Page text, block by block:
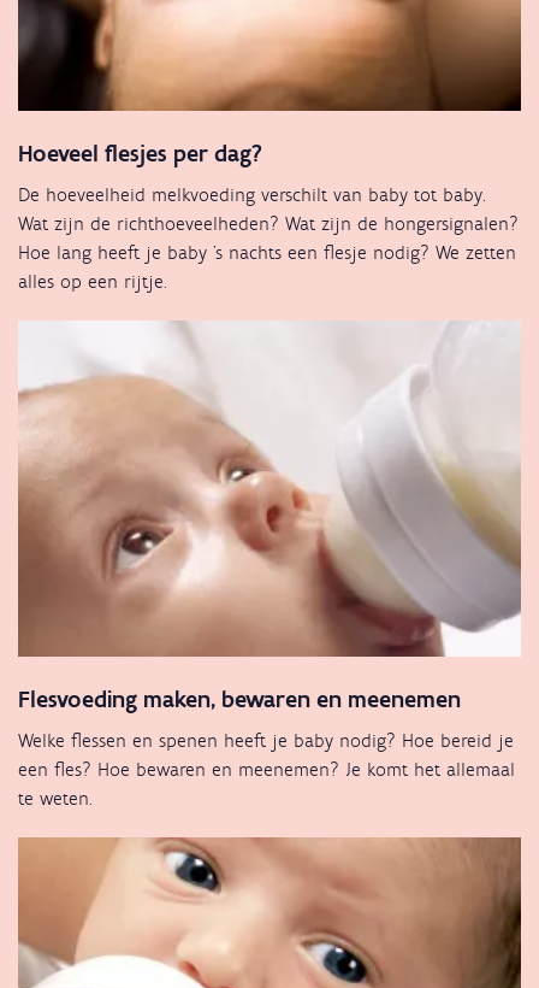
Hoeveel flesjes per dag?
De hoeveelheid melkvoeding verschilt van baby tot baby.
Wat zijn de richthoeveelheden? Wat zijn de hongersignalen?
Hoe lang heeft je baby 's nachts een flesje nodig? We zetten
alles op een rijtje.
Flesvoeding maken, bewaren en meenemen
Welke flessen en spenen heeft je baby nodig? Hoe bereid je
een fles? Hoe bewaren en meenemen? Je komt het allemaal
te weten.